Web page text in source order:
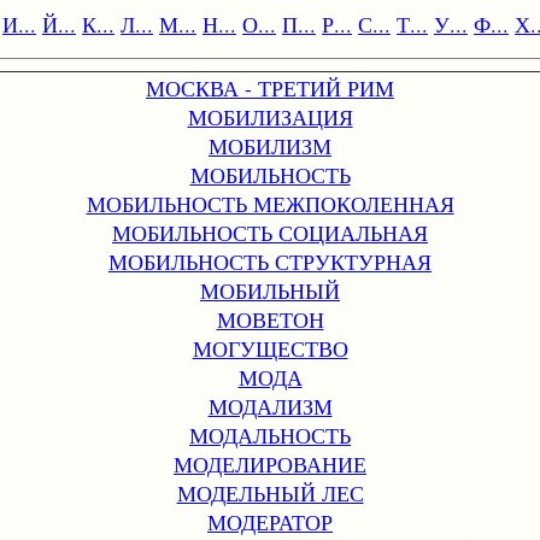
И... Й... К... Л... М... Н... О... П... Р... С... Т... У... Ф...
МОСКВА - ТРЕТИЙ РИМ
МОБИЛИЗАЦИЯ
МОБИЛИЗМ
МОБИЛЬНОСТЬ
МОБИЛЬНОСТЬ МЕЖПОКОЛЕННАЯ
МОБИЛЬНОСТЬ СОЦИАЛЬНАЯ
МОБИЛЬНОСТЬ СТРУКТУРНАЯ
МОБИЛЬНЫЙ
МОВЕТОН
МОГУЩЕСТВО
МОДА
МОДАЛИЗМ
МОДАЛЬНОСТЬ
МОДЕЛИРОВАНИЕ
МОДЕЛЬНЫЙ ЛЕС
МОДЕРАТОР